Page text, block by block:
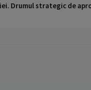
Drumul strategic de